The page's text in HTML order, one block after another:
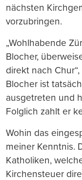
nächsten
vorzubringen.
„Wohlhabende
Blocher,
direkt nach
Blocher ist
ausgetreten und
Folglich zahlt er
Wohin das
meiner Kenntnis.
Katholiken,
Kirchensteuer